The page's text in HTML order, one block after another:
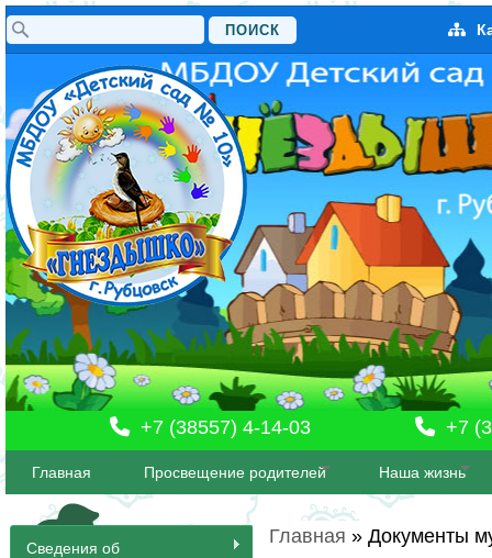
Форма поиска
Поиск
+7 (38557) 4-14-03 +7
Главная Просвещение родителей Наша жизнь
Сведения об
Вы здесь
Главная » Документы